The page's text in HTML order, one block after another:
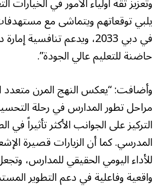
يلبي توقعاتهم ويتماشى مع
في دبي 2033، ويدعم تنافسية
حاضنة للتعليم عالي الجودة”.
وأضافت: “يعكس النهج المرن متعدد
مراحل تطور المدارس في رحلة
التركيز على الجوانب الأكثر تأثيراً في
المدرسي. كما أن الزيارات قصيرة
للأداء اليومي الحقيقي للمدارس،
واقعية وفاعلية في دعم التطوير